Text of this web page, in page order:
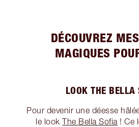
DÉCOUVREZ
MAGIQUES
LOOK THE BELLA
Pour devenir une déesse
le lookThe Bella Sofia ! Ce